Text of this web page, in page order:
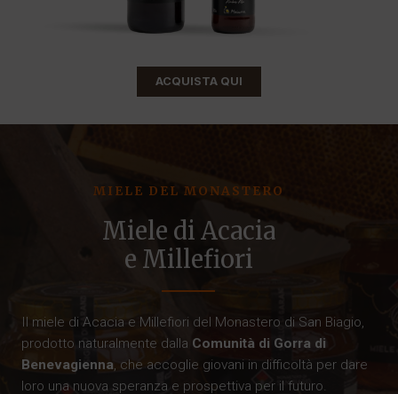
ACQUISTA QUI
MIELE DEL MONASTERO
Miele di Acacia
e Millefiori
Il miele di Acacia e Millefiori del Monastero di San Biagio,
prodotto naturalmente dalla Comunità di Gorra di
Benevagienna, che accoglie giovani in difficoltà per dare
loro una nuova speranza e prospettiva per il futuro.